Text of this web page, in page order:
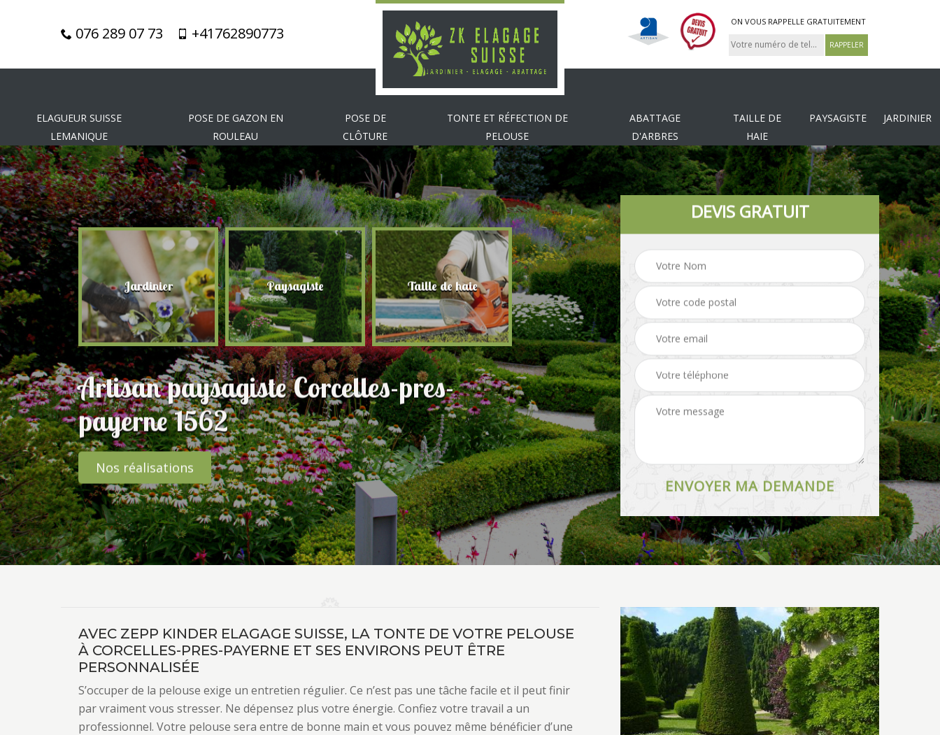
076 289 07 73 +41762890773
ON VOUS RAPPELLE GRATUITEMENT
ELAGUEUR SUISSE
LEMANIQUE
POSE DE GAZON EN
ROULEAU
POSE DE
CLÔTURE
TONTE ET RÉFECTION DE
PELOUSE
ABATTAGE
D'ARBRES
TAILLE DE
HAIE
PAYSAGISTE JARDINIER
Jardinier Paysagiste Taille de haie Abattage d'arbres Tonte et réfection de Pose de clôture
Artisan paysagiste Corcelles-pres-
payerne 1562
Nos réalisations
DEVIS GRATUIT
AVEC ZEPP KINDER ELAGAGE SUISSE, LA TONTE DE VOTRE PELOUSE
À CORCELLES-PRES-PAYERNE ET SES ENVIRONS PEUT ÊTRE
PERSONNALISÉE
S’occuper de la pelouse exige un entretien régulier. Ce n’est pas une tâche facile et il peut finir
par vraiment vous stresser. Ne dépensez plus votre énergie. Confiez votre travail a un
professionnel. Votre pelouse sera entre de bonne main et vous pouvez même bénéficier d’une